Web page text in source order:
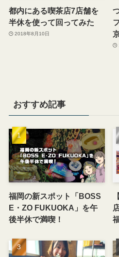
都内にある喫茶店7店舗を
半休を使って回ってみた
2018年8月10日
おすすめ記事
福岡の新スポット「BOSS
E・ZO FUKUOKA」を午
後半休で満喫！